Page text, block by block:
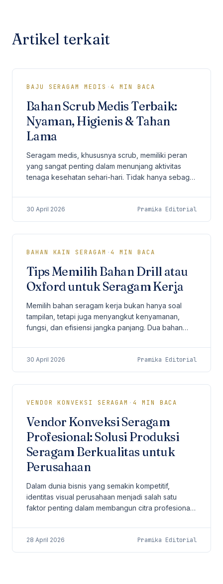
Artikel terkait
BAJU SERAGAM MEDIS ·4 MIN BACA
Bahan Scrub Medis Terbaik:
Nyaman, Higienis & Tahan
Lama
Seragam medis, khususnya scrub, memiliki peran
yang sangat penting dalam menunjang aktivitas
tenaga kesehatan sehari-hari. Tidak hanya sebagai
memberikan...
30 April 2026 Pramika Editorial
BAHAN KAIN SERAGAM ·4 MIN BACA
Tips Memilih Bahan Drill atau
Oxford untuk Seragam Kerja
Memilih bahan seragam kerja bukan hanya soal
tampilan, tetapi juga menyangkut kenyamanan,
fungsi, dan efisiensi jangka panjang. Dua bahan
perusahaan adalah...
30 April 2026 Pramika Editorial
VENDOR KONVEKSI SERAGAM ·4 MIN BACA
Vendor Konveksi Seragam
Profesional: Solusi Produksi
Seragam Berkualitas untuk
Perusahaan
Dalam dunia bisnis yang semakin kompetitif,
identitas visual perusahaan menjadi salah satu
faktor penting dalam membangun citra profesional.
sederhana...
28 April 2026 Pramika Editorial